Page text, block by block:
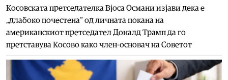
Косовската претседателка Вјоса Османи изјави дека е
„длабоко почестена“ од личната покана на
американскиот претседател Доналд Трамп да го
претставува Косово како член-основач на Советот